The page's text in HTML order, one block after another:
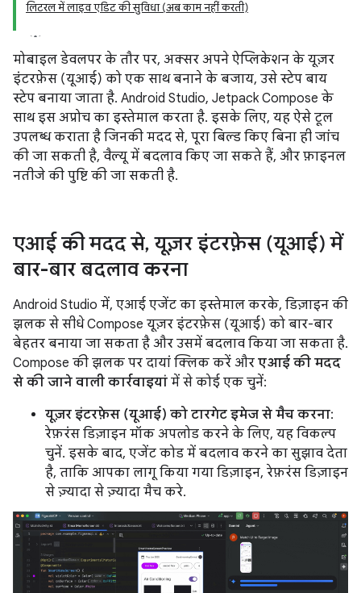
लिटरल में लाइव एडिट की सुविधा (अब काम नहीं करती)
मोबाइल डेवलपर के तौर पर, अक्सर अपने ऐप्लिकेशन के यूज़र
इंटरफ़ेस (यूआई) को एक साथ बनाने के बजाय, उसे स्टेप बाय
स्टेप बनाया जाता है. Android Studio, Jetpack Compose के
साथ इस अप्रोच का इस्तेमाल करता है. इसके लिए, यह ऐसे टूल
उपलब्ध कराता है जिनकी मदद से, पूरा बिल्ड किए बिना ही जांच
की जा सकती है, वैल्यू में बदलाव किए जा सकते हैं, और फ़ाइनल
नतीजे की पुष्टि की जा सकती है.
एआई की मदद से, यूज़र इंटरफ़ेस (यूआई) में
बार-बार बदलाव करना
Android Studio में, एआई एजेंट का इस्तेमाल करके, डिज़ाइन की
झलक से सीधे Compose यूज़र इंटरफ़ेस (यूआई) को बार-बार
बेहतर बनाया जा सकता है और उसमें बदलाव किया जा सकता है.
Compose की झलक पर दायां क्लिक करें और एआई की मदद
से की जाने वाली कार्रवाइयां में से कोई एक चुनें:
यूज़र इंटरफ़ेस (यूआई) को टारगेट इमेज से मैच करना:
रेफ़रंस डिज़ाइन मॉक अपलोड करने के लिए, यह विकल्प
चुनें. इसके बाद, एजेंट कोड में बदलाव करने का सुझाव देता
है, ताकि आपका लागू किया गया डिज़ाइन, रेफ़रंस डिज़ाइन
से ज़्यादा से ज़्यादा मैच करे.